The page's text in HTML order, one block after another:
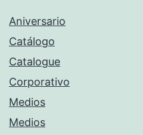
Aniversario
Catálogo
Catalogue
Corporativo
Medios
Medios